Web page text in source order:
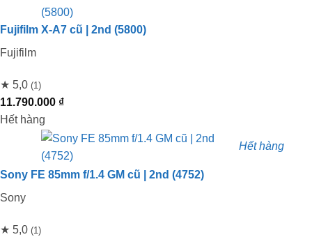
Fujifilm X-A7 cũ | 2nd (5800)
Fujifilm
★ 5,0 (1)
11.790.000 ₫
Hết hàng
Hết hàng
Sony FE 85mm f/1.4 GM cũ | 2nd (4752)
Sony
★ 5,0 (1)